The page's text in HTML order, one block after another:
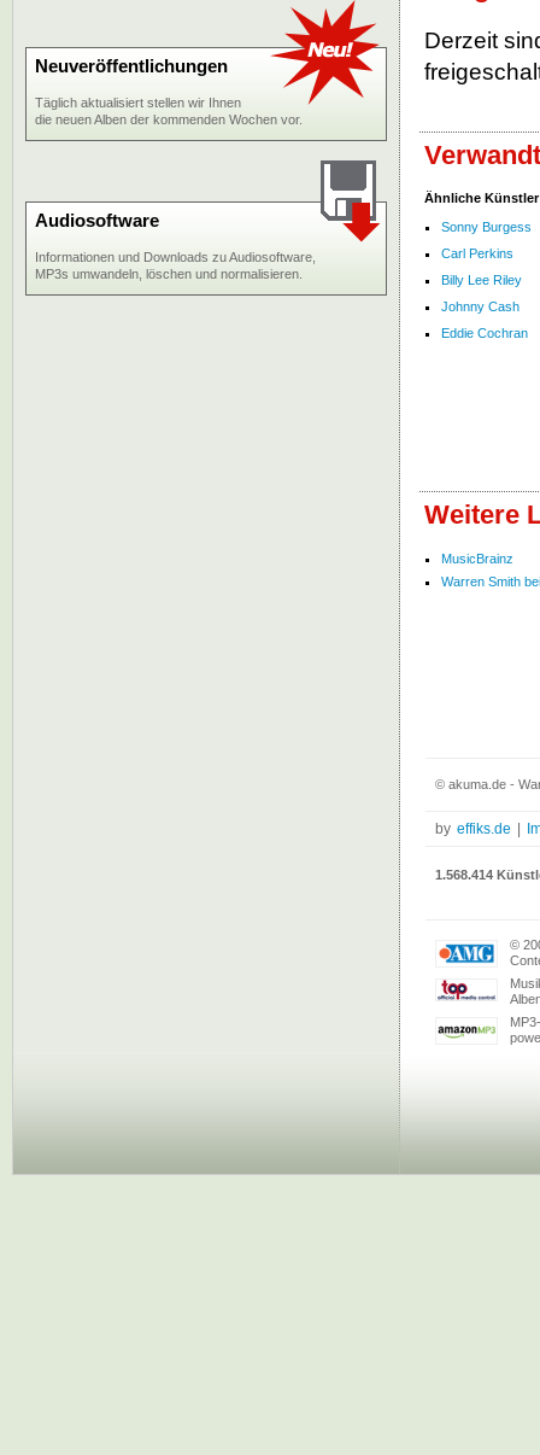
Derzeit
Ähnliche Künstler
Sonny Burgess
Carl Perkins
Billy Lee Riley
Johnny Cash
Eddie Cochran
Weitere
MusicBrainz
Warren Smith
Neuveröffentlichungen
Täglich aktualisiert stellen wir Ihnen
die neuen Alben der kommenden Wochen vor.
Audiosoftware
Informationen und Downloads zu Audiosoftware,
MP3s umwandeln, löschen und normalisieren.
© akuma.de -
by effiks.de
1.568.414
©